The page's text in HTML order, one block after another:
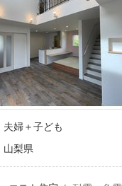
夫婦＋子ども
山梨県